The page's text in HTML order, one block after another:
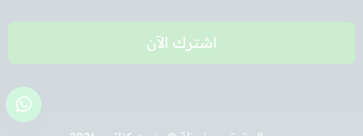
اشترك الآن